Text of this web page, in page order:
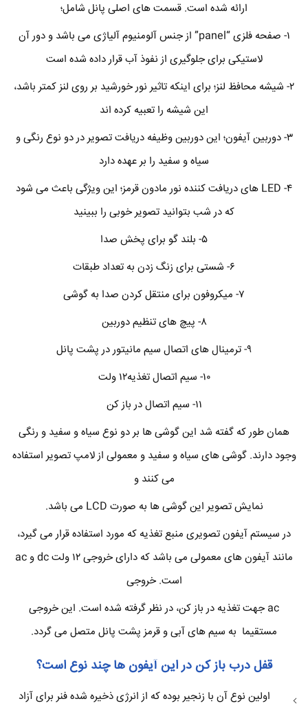
ارائه شده است. قسمت های اصلی پانل شامل؛
۱- صفحه فلزی “panel” از جنس آلومنیوم آلیاژی می باشد و دور آن
لاستیکی برای جلوگیری از نفوذ آب قرار داده شده است
۲- شیشه محافظ لنز؛ برای اینکه تاثیر نور خورشید بر روی لنز کمتر باشد،
این شیشه را تعبیه کرده اند
۳- دوربین آیفون؛ این دوربین وظیفه دریافت تصویر در دو نوع رنگی و
سیاه و سفید را بر عهده دارد
۴- LED های دریافت کننده نور مادون قرمز؛ این ویژگی باعث می شود
که در شب بتوانید تصویر خوبی را ببینید
۵- بلند گو برای پخش صدا
۶- شستی برای زنگ زدن به تعداد طبقات
۷- میکروفون برای منتقل کردن صدا به گوشی
۸- پیچ های تنظیم دوربین
۹- ترمینال های اتصال سیم مانیتور در پشت پانل
۱۰- سیم اتصال تغذیه۱۲ ولت
۱۱- سیم اتصال در باز کن
همان طور که گفته شد این گوشی ها بر دو نوع سیاه و سفید و رنگی
وجود دارند. گوشی های سیاه و سفید و معمولی از لامپ تصویر استفاده
می کنند و
نمایش تصویر این گوشی ها به صورت LCD می باشد.
در سیستم آیفون تصویری منبع تغذیه که مورد استفاده قرار می گیرد،
مانند آیفون های معمولی می باشد که دارای خروجی ۱۲ ولت dc و ac
است. خروجی
ac جهت تغذیه در باز کن، در نظر گرفته شده است. این خروجی
مستقیما به سیم های آبی و قرمز پشت پانل متصل می گردد.
قفل درب باز کن در این آیفون ها چند نوع است؟
اولین نوع آن با زنجیر بوده که از انرژی ذخیره شده فنر برای آزاد